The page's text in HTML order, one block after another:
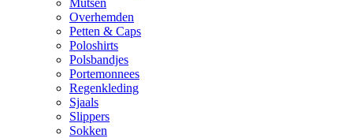
Mutsen
Overhemden
Petten & Caps
Poloshirts
Polsbandjes
Portemonnees
Regenkleding
Sjaals
Slippers
Sokken